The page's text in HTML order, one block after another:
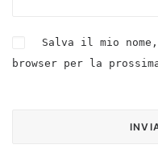
Salva il mio
browser per la